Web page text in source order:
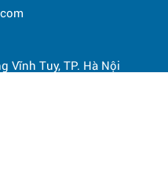
Vĩnh Tuy, TP. Hà Nội